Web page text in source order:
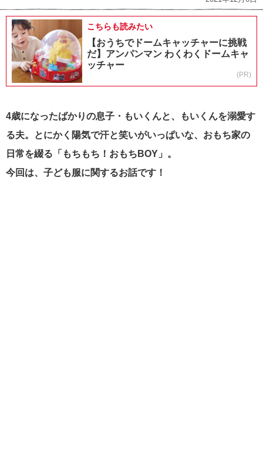
こちらも読みたい
【おうちでドームキャッチャーに挑戦
だ】アンパンマン わくわくドームキャ
ッチャー
(PR)
4歳になったばかりの息子・もいくんと、もいくんを溺愛す
る夫。とにかく陽気で汗と笑いがいっぱいな、おもち家の
日常を綴る「もちもち！おもちBOY」。
今回は、子ども服に関するお話です！